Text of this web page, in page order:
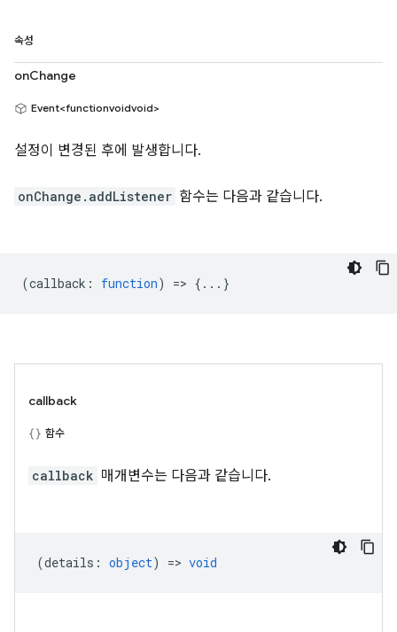
속성
onChange
Event<functionvoidvoid>
설정이 변경된 후에 발생합니다.
onChange.addListener 함수는 다음과 같습니다.
(callback : function) => {...}
callback
함수
callback 매개변수는 다음과 같습니다.
(details : object) => void